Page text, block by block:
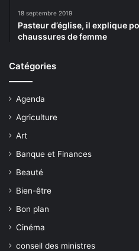
18 septembre 2019
Pasteur d’église, il explique
chaussures de femme
Catégories
Agenda
Agriculture
Art
Banque et Finances
Beauté
Bien-être
Bon plan
Cinéma
conseil des ministres